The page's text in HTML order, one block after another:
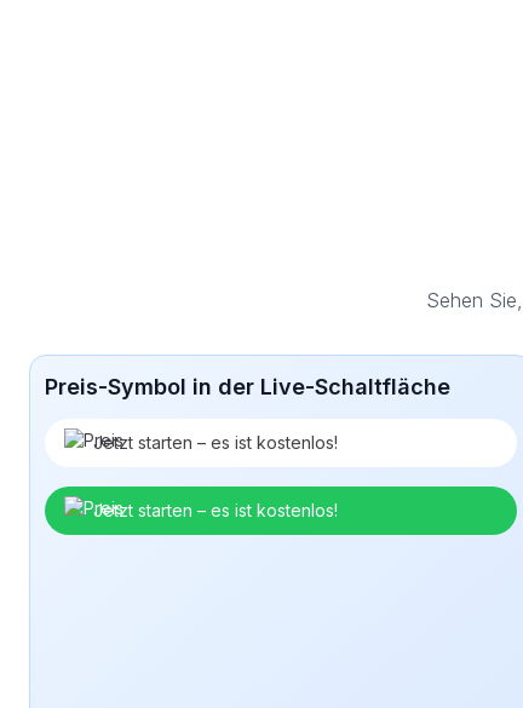
Sehen
Preis-Symbol in der Live-Schaltfläche
Jetzt starten – es ist kostenlos!
Jetzt starten – es ist kostenlos!